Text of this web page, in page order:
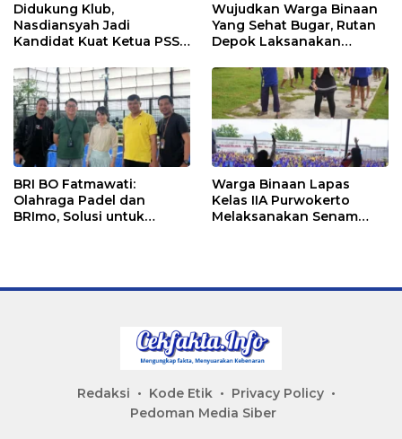
Didukung Klub,
Nasdiansyah Jadi
Kandidat Kuat Ketua PSSI
Wujudkan Warga Binaan
Yang Sehat Bugar, Rutan
Depok Laksanakan
BRI BO Fatmawati:
Olahraga Padel dan
BRImo, Solusi untuk
Warga Binaan Lapas
Kelas IIA Purwokerto
Melaksanakan Senam
Redaksi Kode Etik
Privacy Policy
Pedoman Media Siber